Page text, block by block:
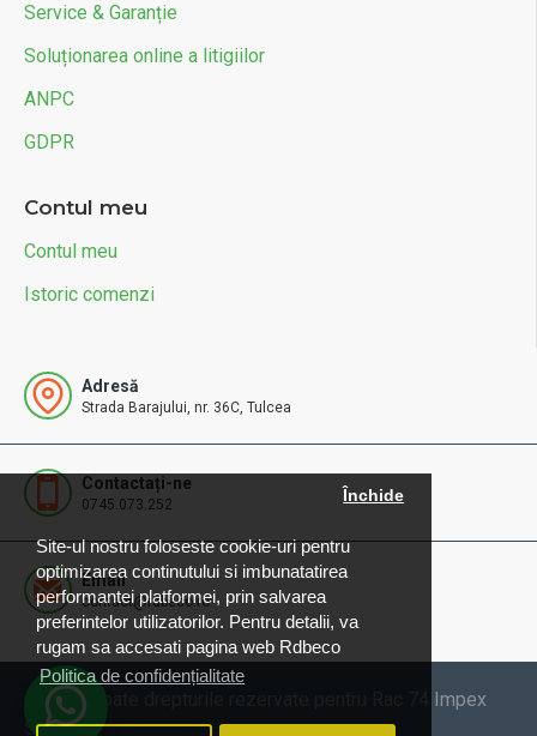
Site-ul nostru foloseste cookie-uri pentru
optimizarea continutului si imbunatatirea
performantei platformei, prin salvarea
preferintelor utilizatorilor. Pentru detalii, va
rugam sa accesati pagina web Rdbeco
Politica de confidențialitate
Închide
Service & Garanție
Soluționarea online a litigiilor
ANPC
GDPR
Contul meu
Contul meu
Istoric comenzi
Adresă
Strada Barajului, nr. 36C, Tulcea
Contactați-ne
0745.073.252
Email
contact@rdbeco.ro
© 2025 Toate drepturile rezervate pentru Rac 74 Impex
SRL